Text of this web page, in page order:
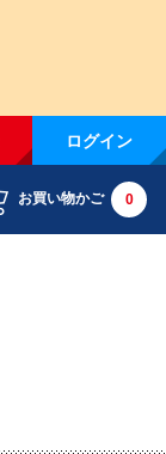
ログイン
お買い物かご 0